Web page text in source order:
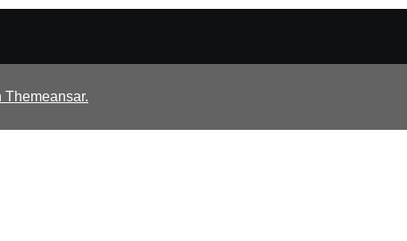
Themeansar.